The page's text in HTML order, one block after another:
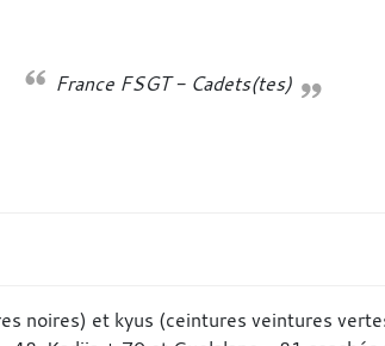
France FSGT - Cadets(tes)
noires) et kyus (ceintures veintures